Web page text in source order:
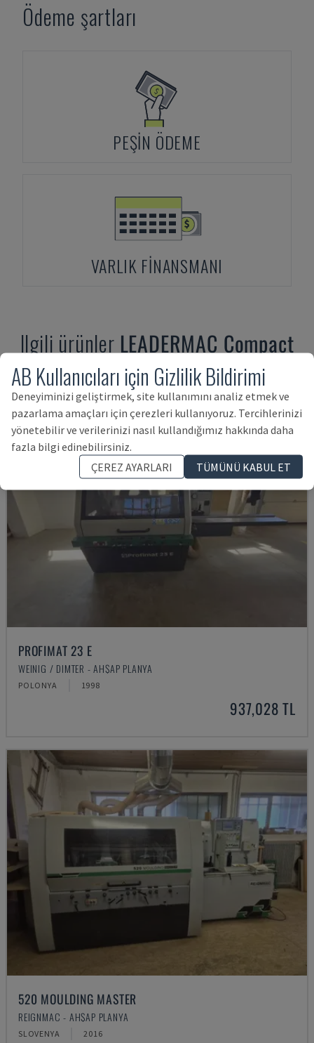
Ödeme şartları
PEŞIN ÖDEME
VARLIK FINANSMANI
Ilgili ürünler LEADERMAC Compact
LMC-530C
PROFIMAT 23 E
WEINIG / DIMTER - AHŞAP PLANYA
POLONYA 1998
937,028 TL
520 MOULDING MASTER
REIGNMAC - AHŞAP PLANYA
SLOVENYA 2016
AB Kullanıcıları için Gizlilik Bildirimi
Deneyiminizi geliştirmek, site kullanımını analiz etmek ve
pazarlama amaçları için çerezleri kullanıyoruz. Tercihlerinizi
yönetebilir ve verilerinizi nasıl kullandığımız hakkında daha
fazla bilgi edinebilirsiniz.
ÇEREZ AYARLARI
TÜMÜNÜ KABUL ET